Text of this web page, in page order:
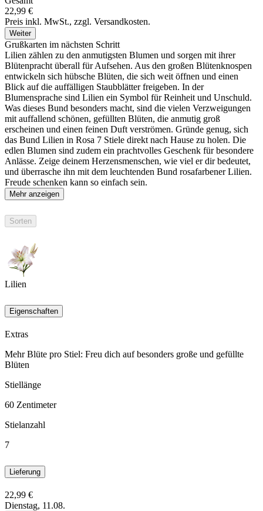
22,99 €
Preis inkl. MwSt., zzgl. Versandkosten.
Weiter
Grußkarten im nächsten Schritt
Lilien zählen zu den anmutigsten Blumen und sorgen mit ihrer
Blütenpracht überall für Aufsehen. Aus den großen Blütenknospen
entwickeln sich hübsche Blüten, die sich weit öffnen und einen
Blick auf die auffälligen Staubblätter freigeben. In der
Blumensprache sind Lilien ein Symbol für Reinheit und Unschuld.
Was dieses Bund besonders macht, sind die vielen Verzweigungen
mit auffallend schönen, gefüllten Blüten, die anmutig groß
erscheinen und einen feinen Duft verströmen. Gründe genug, sich
das Bund Lilien in Rosa 7 Stiele direkt nach Hause zu holen. Die
edlen Blumen sind zudem ein prachtvolles Geschenk für besondere
Anlässe. Zeige deinem Herzensmenschen, wie viel er dir bedeutet,
und überrasche ihn mit dem leuchtenden Bund rosafarbener Lilien.
Freude schenken kann so einfach sein.
Mehr anzeigen
Sorten
Lilien
Eigenschaften
Extras
Mehr Blüte pro Stiel: Freu dich auf besonders große und gefüllte
Blüten
Stiellänge
60 Zentimeter
Stielanzahl
7
Lieferung
22,99 €
Dienstag, 11.08.